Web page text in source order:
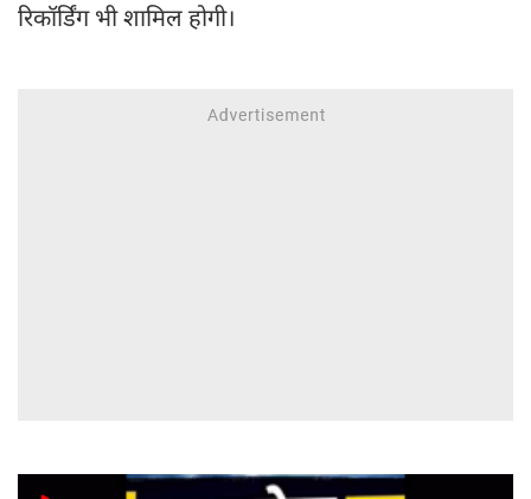
रिकॉर्डिंग भी शामिल होगी।